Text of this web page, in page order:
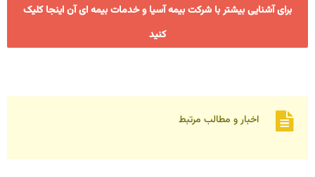
برای آشنایی بیشتر با شرکت بیمه آسیا و خدمات بیمه ای آن اینجا کلیک
کنید
اخبار و مطالب مرتبط